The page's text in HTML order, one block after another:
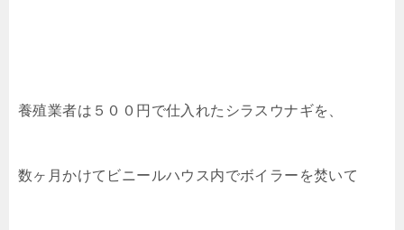
養殖業者は５００円で仕入れたシラスウナギを、
数ヶ月かけてビニールハウス内でボイラーを焚いて